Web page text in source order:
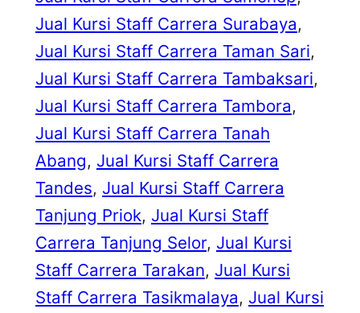
Jual Kursi Staff Carrera Surabaya
Jual Kursi Staff Carrera Taman Sari
Jual Kursi Staff Carrera Tambaksari
Jual Kursi Staff Carrera Tambora
Jual Kursi Staff Carrera Tanah
Abang, Jual Kursi Staff Carrera
Tandes, Jual Kursi Staff Carrera
Tanjung Priok, Jual Kursi Staff
Carrera Tanjung Selor, Jual Kursi
Staff Carrera Tarakan, Jual Kursi
Staff Carrera Tasikmalaya, Jual Kursi